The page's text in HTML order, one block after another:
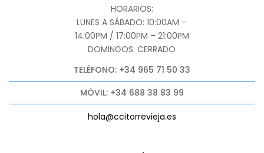
HORARIOS:
LUNES A SÁBADO: 10:00AM –
14:00PM / 17:00PM – 21:00PM
DOMINGOS: CERRADO
TELÉFONO: +34 965 71 50 33
MÓVIL: +34 688 38 83 99
hola@ccitorrevieja.es